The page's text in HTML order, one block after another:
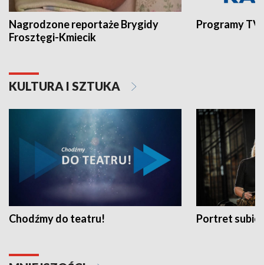
Nagrodzone reportaże Brygidy
Frosztęgi-Kmiecik
Programy
KULTURA I SZTUKA
Chodźmy do teatru! Portret